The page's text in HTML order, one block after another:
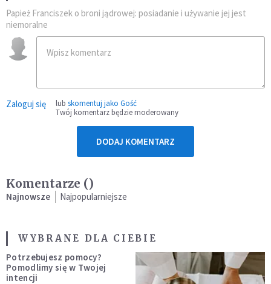
Papież Franciszek o broni jądrowej: posiadanie i używanie jej jest
niemoralne
Zaloguj się lub skomentuj jako Gość
Twój komentarz będzie moderowany
DODAJ KOMENTARZ
Komentarze ()
Najnowsze Najpopularniejsze
WYBRANE DLA CIEBIE
Potrzebujesz pomocy?
Pomodlimy się w Twojej
intencji